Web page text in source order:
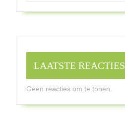
LAATSTE REACTIES
Geen reacties om te tonen.